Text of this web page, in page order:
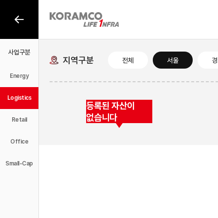
사업구분
Energy
Logistics
Retail
Office
Small-Cap
지역구분 전체 서울
등록된 자산이
없습니다